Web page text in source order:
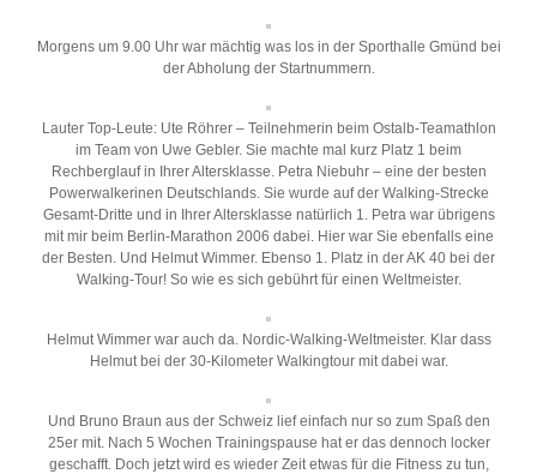
Morgens um 9.00 Uhr war mächtig was los in der Sporthalle Gmünd bei
der Abholung der Startnummern.
Lauter Top-Leute: Ute Röhrer – Teilnehmerin beim Ostalb-Teamathlon
im Team von Uwe Gebler. Sie machte mal kurz Platz 1 beim
Rechberglauf in Ihrer Altersklasse. Petra Niebuhr – eine der besten
Powerwalkerinen Deutschlands. Sie wurde auf der Walking-Strecke
Gesamt-Dritte und in Ihrer Altersklasse natürlich 1. Petra war übrigens
mit mir beim Berlin-Marathon 2006 dabei. Hier war Sie ebenfalls eine
der Besten. Und Helmut Wimmer. Ebenso 1. Platz in der AK 40 bei der
Walking-Tour! So wie es sich gebührt für einen Weltmeister.
Helmut Wimmer war auch da. Nordic-Walking-Weltmeister. Klar dass
Helmut bei der 30-Kilometer Walkingtour mit dabei war.
Und Bruno Braun aus der Schweiz lief einfach nur so zum Spaß den
25er mit. Nach 5 Wochen Trainingspause hat er das dennoch locker
geschafft. Doch jetzt wird es wieder Zeit etwas für die Fitness zu tun,